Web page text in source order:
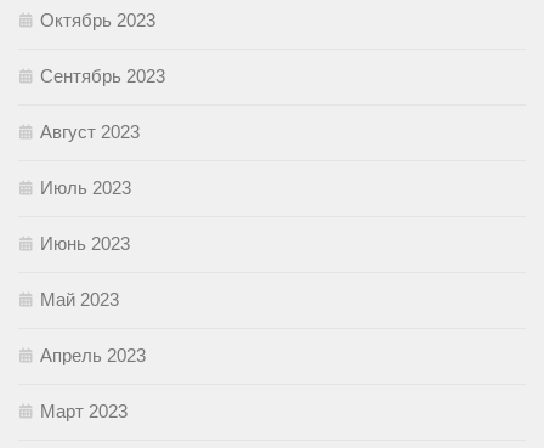
Октябрь 2023
Сентябрь 2023
Август 2023
Июль 2023
Июнь 2023
Май 2023
Апрель 2023
Март 2023